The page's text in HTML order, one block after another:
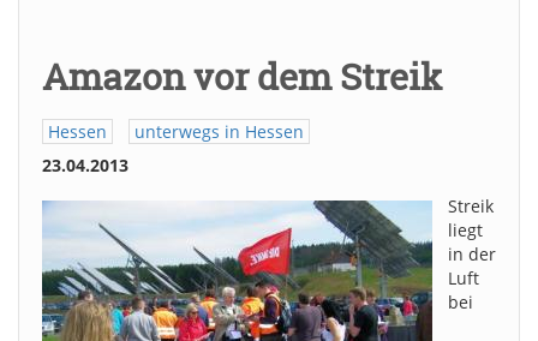
Amazon vor dem Streik
Hessen
unterwegs in Hessen
23.04.2013
Streik
liegt
in der
Luft
bei